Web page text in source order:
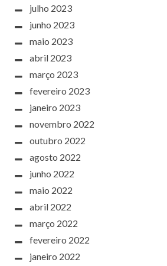
julho 2023
junho 2023
maio 2023
abril 2023
março 2023
fevereiro 2023
janeiro 2023
novembro 2022
outubro 2022
agosto 2022
junho 2022
maio 2022
abril 2022
março 2022
fevereiro 2022
janeiro 2022